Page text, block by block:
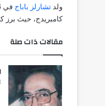
ولد تشارلز باباج في 26 ديسمبر 1791 في لندن لعائلة ثرية. أظهر اهتمامًا مبكرًا ب
كامبريدج، حيث برز كطالب متميز. تخرج
مقالات ذات صلة